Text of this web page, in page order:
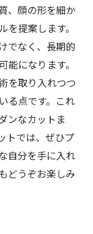
、顔の形を細か
提案します。
でなく、長期的
になります。
を取り入れつつ
る点です。これ
ンなカットま
トでは、ぜひプ
自分を手に入れ
どうぞお楽しみ